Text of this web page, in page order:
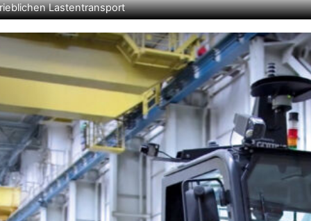
Lastentransport